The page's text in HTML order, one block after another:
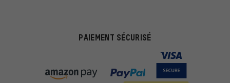
PAIEMENT SÉCURISÉ